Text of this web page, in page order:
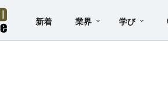
新着 業界 学び